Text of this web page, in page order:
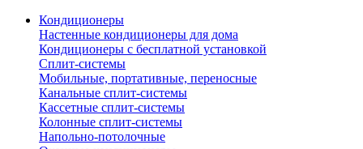
Кондиционеры
Настенные кондиционеры для дома
Кондиционеры с бесплатной установкой
Сплит-системы
Мобильные, портативные, переносные
Канальные сплит-системы
Кассетные сплит-системы
Колонные сплит-системы
Напольно-потолочные